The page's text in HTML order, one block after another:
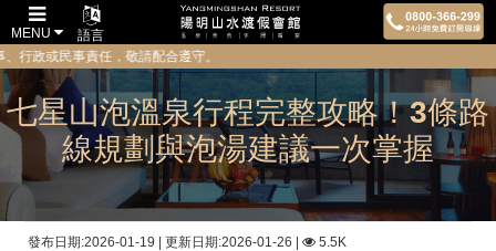
語言
MENU
，敬請配合遵守。
七星山泡溫泉行程完整攻略！3條路
線規劃與泡湯建議一次掌握
發布日期:2026-01-19 | 更新日期:2026-01-26 | 5.5K